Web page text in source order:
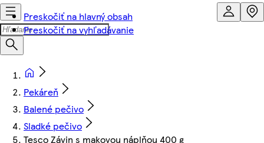
Preskočiť na hlavný obsah
Preskočiť na vyhľadávanie
Pekáreň
Balené pečivo
Sladké pečivo
Tesco Závin s makovou náplňou 400 g